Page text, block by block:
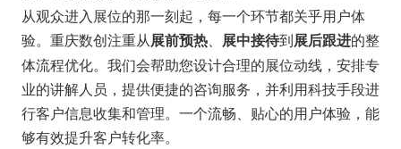
从观众进入展位的那一刻起，每一个环节都关乎用户体
验。重庆数创注重从展前预热、 展中接待到展后跟进的整
体流程优化。我们会帮助您设计合理的展位动线，安排专
业的讲解人员，提供便捷的咨询服务，并利用科技手段进
行客户信息收集和管理。一个流畅、贴心的用户体验，能
够有效提升客户转化率。